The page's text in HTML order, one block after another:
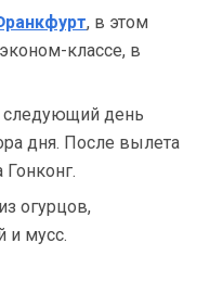
, в этом
классе, в
следующий день
дня. После вылета
огурцов,
и мусс.